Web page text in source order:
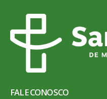
FALE CONOSCO